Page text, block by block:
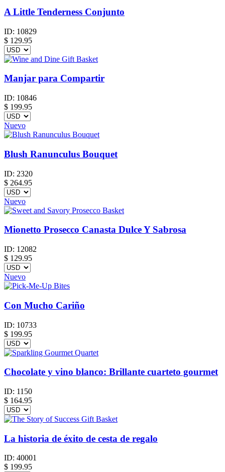
A Little Tenderness Conjunto
ID: 10829
$ 129.95
Manjar para Compartir
ID: 10846
$ 199.95
Nuevo
Blush Ranunculus Bouquet
ID: 2320
$ 264.95
Nuevo
Mionetto Prosecco Canasta Dulce Y Sabrosa
ID: 12082
$ 129.95
Nuevo
Con Mucho Cariño
ID: 10733
$ 199.95
Chocolate y vino blanco: Brillante cuarteto gourmet
ID: 1150
$ 164.95
La historia de éxito de cesta de regalo
ID: 40001
$ 199.95